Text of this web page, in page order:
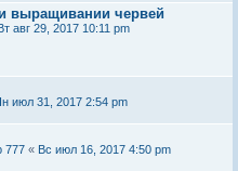
выращивании червей
Вт авг 29, 2017 10:11 pm
июл 31, 2017 2:54 pm
777 « Вс июл 16, 2017 4:50 pm